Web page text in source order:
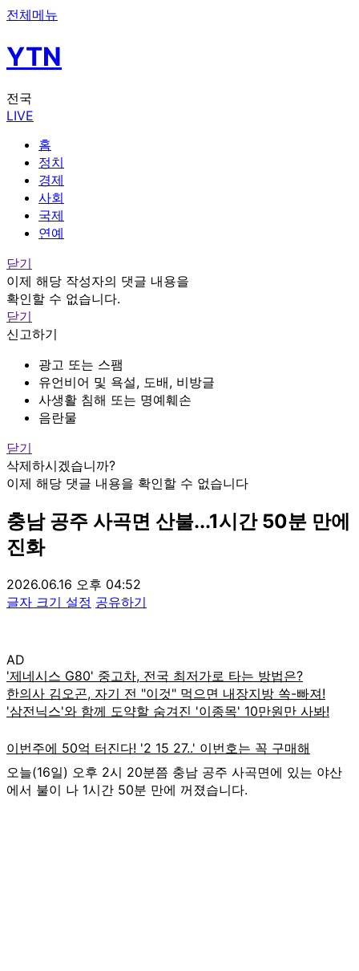
전체메뉴
YTN
전국
LIVE
홈
정치
경제
사회
국제
연예
닫기
이제 해당 작성자의 댓글 내용을
확인할 수 없습니다.
닫기
신고하기
광고 또는 스팸
유언비어 및 욕설, 도배, 비방글
사생활 침해 또는 명예훼손
음란물
닫기
삭제하시겠습니까?
이제 해당 댓글 내용을 확인할 수 없습니다
충남 공주 사곡면 산불...1시간 50분 만에
진화
2026.06.16 오후 04:52
글자 크기 설정 공유하기
AD
오늘(16일) 오후 2시 20분쯤 충남 공주 사곡면에 있는 야산
에서 불이 나 1시간 50분 만에 꺼졌습니다.